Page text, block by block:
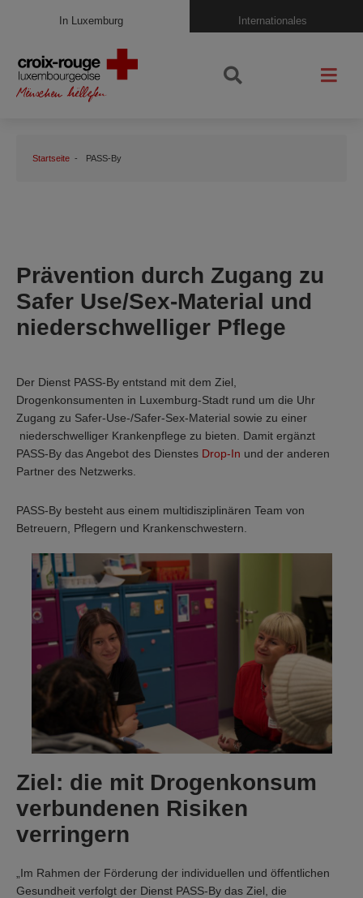
In Luxemburg Internationales
Startseite PASS-By
Prävention durch Zugang zu
Safer Use/Sex-Material und
niederschwelliger Pflege
Der Dienst PASS-By entstand mit dem Ziel,
Drogenkonsumenten in Luxemburg-Stadt rund um die Uhr
Zugang zu Safer-Use-/Safer-Sex-Material sowie zu einer
niederschwelliger Krankenpflege zu bieten. Damit ergänzt
PASS-By das Angebot des Dienstes Drop-In und der anderen
Partner des Netzwerks.
PASS-By besteht aus einem multidisziplinären Team von
Betreuern, Pflegern und Krankenschwestern.
Ziel: die mit Drogenkonsum
verbundenen Risiken
verringern
„Im Rahmen der Förderung der individuellen und öffentlichen
Gesundheit verfolgt der Dienst PASS-By das Ziel, die